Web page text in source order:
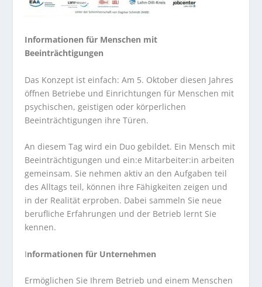
Informationen für Menschen mit
Beeinträchtigungen
Das Konzept ist einfach: Am 5. Oktober diesen Jahres
öffnen Betriebe und Einrichtungen für Menschen mit
psychischen, geistigen oder körperlichen
Beeinträchtigungen ihre Türen.
An diesem Tag wird ein Duo gebildet. Ein Mensch mit
Beeinträchtigungen und ein:e Mitarbeiter:in arbeiten
gemeinsam. Sie nehmen aktiv an den Aufgaben teil
des Alltags teil, können ihre Fähigkeiten zeigen und
in der Realität erproben. Dabei sammeln Sie neue
berufliche Erfahrungen und der Betrieb lernt Sie
kennen.
Informationen für Unternehmen
Ermöglichen Sie Ihrem Betrieb und einem Menschen